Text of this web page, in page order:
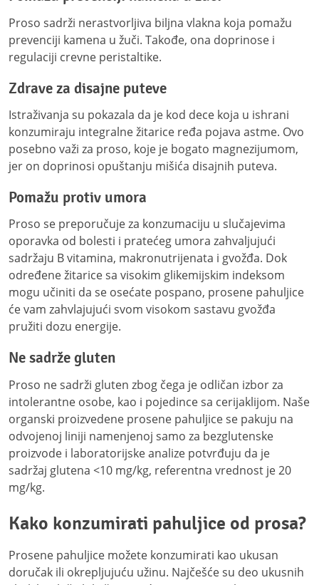
Proso sadrži nerastvorljiva biljna vlakna koja pomažu
prevenciji kamena u žuči. Takođe, ona doprinose i
regulaciji crevne peristaltike.
Zdrave za disajne puteve
Istraživanja su pokazala da je kod dece koja u ishrani
konzumiraju integralne žitarice ređa pojava astme. Ovo
posebno važi za proso, koje je bogato magnezijumom,
jer on doprinosi opuštanju mišića disajnih puteva.
Pomažu protiv umora
Proso se preporučuje za konzumaciju u slučajevima
oporavka od bolesti i pratećeg umora zahvaljujući
sadržaju B vitamina, makronutrijenata i gvožđa. Dok
određene žitarice sa visokim glikemijskim indeksom
mogu učiniti da se osećate pospano, prosene pahuljice
će vam zahvlajujući svom visokom sastavu gvožđa
pružiti dozu energije.
Ne sadrže gluten
Proso ne sadrži gluten zbog čega je odličan izbor za
intolerantne osobe, kao i pojedince sa cerijaklijom. Naše
organski proizvedene prosene pahuljice se pakuju na
odvojenoj liniji namenjenoj samo za bezglutenske
proizvode i laboratorijske analize potvrđuju da je
sadržaj glutena <10 mg/kg, referentna vrednost je 20
mg/kg.
Kako konzumirati pahuljice od prosa?
Prosene pahuljice možete konzumirati kao ukusan
doručak ili okrepljujuću užinu. Najčešće su deo ukusnih